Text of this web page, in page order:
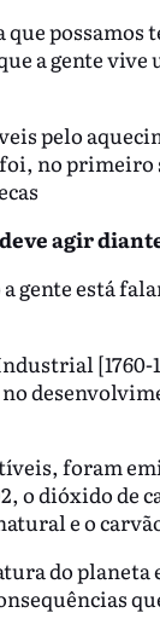
a gente
pelo
no primeiro
agir
gente está
[1760-
foram
o dióxido de
e o
do